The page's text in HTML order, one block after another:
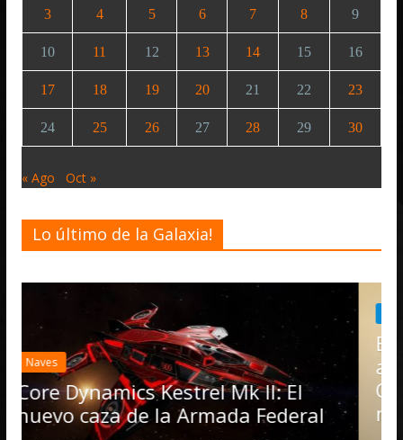
3 4 5 6 7 8 9
10 11 12 13 14 15 16
17 18 19 20 21 22 23
24 25 26 27 28 29 30
« Ago Oct »
Lo último de la Galaxia!
II: El
Federal
Desarrollo
Elite Dangerous recibe la
actualización 4.4.0: llegan las
Operations, el vehículo
numerosas mejoras